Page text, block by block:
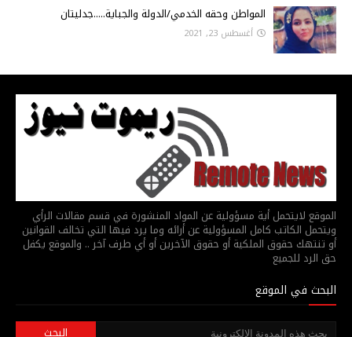
المواطن وحقه الخدمي/الدولة والجباية.....جدليتان
أغسطس 23, 2021
الموقع لايتحمل أية مسؤولية عن المواد المنشورة في قسم مقالات الرأي
ويتحمل الكاتب كامل المسؤولية عن أرائه وما يرد فيها التي تخالف القوانين
أو تنتهك حقوق الملكية أو حقوق الآخرين أو أي طرف آخر .. والموقع يكفل
حق الرد للجميع
البحث في الموقع